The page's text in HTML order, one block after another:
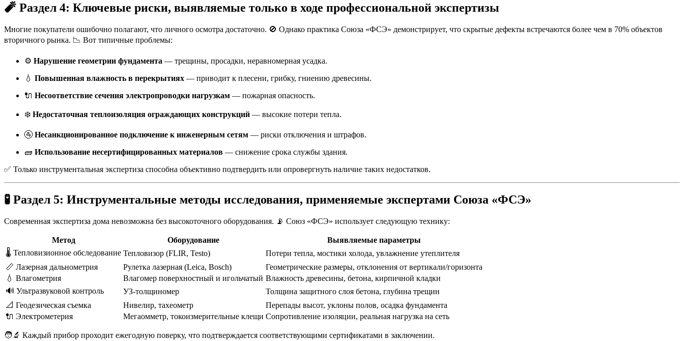
🧨 Раздел 4: Ключевые риски, выявляемые только в ходе профессиональной экспертизы
Многие покупатели ошибочно полагают, что личного осмотра достаточно. 🚫 Однако практика Союза «ФСЭ» демонстрирует, что скрытые дефекты встречаются более чем в 70% объектов
вторичного рынка. 📉 Вот типичные проблемы:
⚙️ Нарушение геометрии фундамента — трещины, просадки, неравномерная усадка.
💧 Повышенная влажность в перекрытиях — приводит к плесени, грибку, гниению древесины.
🔌 Несоответствие сечения электропроводки нагрузкам — пожарная опасность.
❄️ Недостаточная теплоизоляция ограждающих конструкций — высокие потери тепла.
🚰 Несанкционированное подключение к инженерным сетям — риски отключения и штрафов.
🧱 Использование несертифицированных материалов — снижение срока службы здания.
✅ Только инструментальная экспертиза способна объективно подтвердить или опровергнуть наличие таких недостатков.
🧪 Раздел 5: Инструментальные методы исследования, применяемые экспертами Союза «ФСЭ»
Современная экспертиза дома невозможна без высокоточного оборудования. 📡 Союз «ФСЭ» использует следующую технику:
Метод Оборудование
Выявляемые параметры
🌡️ Тепловизионное обследование Тепловизор (FLIR, Testo)
Потери тепла, мостики холода, увлажнение утеплителя
📏 Лазерная дальнометрия
Рулетка лазерная (Leica, Bosch)
Геометрические размеры, отклонения от вертикали/горизонта
💧 Влагометрия
Влагомер поверхностный и игольчатый Влажность древесины, бетона, кирпичной кладки
🔊 Ультразвуковой контроль
УЗ-толщиномер
Толщина защитного слоя бетона, глубина трещин
📐 Геодезическая съемка
Нивелир, тахеометр
Перепады высот, уклоны полов, осадка фундамента
🔌 Электрометерия
Мегаомметр, токоизмерительные клещи Сопротивление изоляции, реальная нагрузка на сеть
🧑‍🔬 Каждый прибор проходит ежегодную поверку, что подтверждается соответствующими сертификатами в заключении.